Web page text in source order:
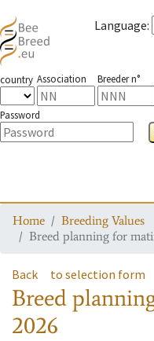
Language:
country Association Breeder n°
Password
Home
Breeding Values
Breed planning for
Back to selection form
Breed
2026